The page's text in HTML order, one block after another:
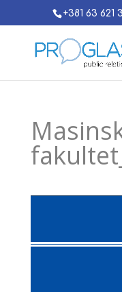
+381 63 621